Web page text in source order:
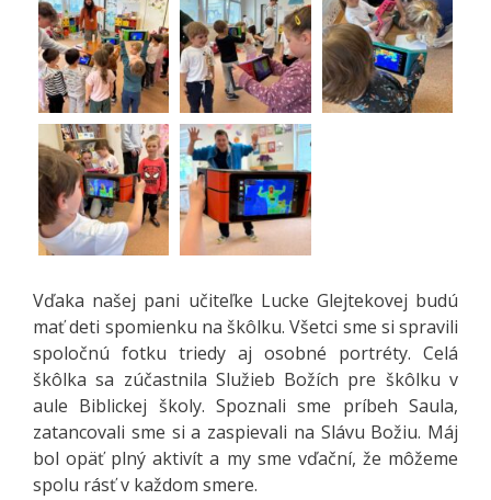
Vďaka našej pani učiteľke Lucke Glejtekovej budú
mať deti spomienku na škôlku. Všetci sme si spravili
spoločnú fotku triedy aj osobné portréty. Celá
škôlka sa zúčastnila Služieb Božích pre škôlku v
aule Biblickej školy. Spoznali sme príbeh Saula,
zatancovali sme si a zaspievali na Slávu Božiu. Máj
bol opäť plný aktivít a my sme vďační, že môžeme
spolu rásť v každom smere.